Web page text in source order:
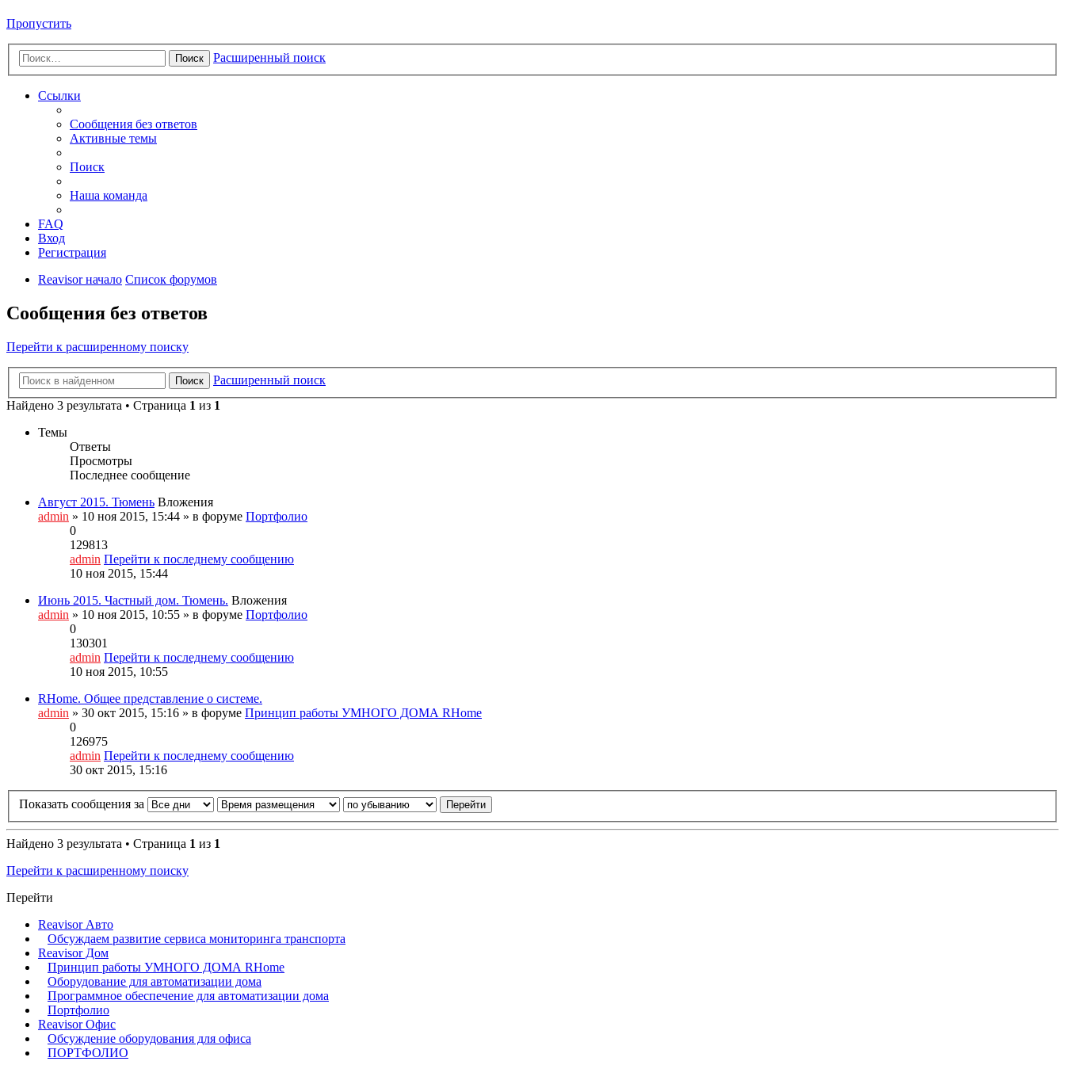
Пропустить
Поиск Расширенный поиск
Ссылки
Сообщения без ответов
Активные темы
Поиск
Наша команда
FAQ
Вход
Регистрация
Reavisor начало Список форумов
Сообщения без ответов
Перейти к расширенному поиску
Поиск
Расширенный поиск
Найдено 3 результата • Страница 1 из 1
Темы
Ответы
Просмотры
Последнее сообщение
Август 2015. Тюмень Вложения
admin » 10 ноя 2015, 15:44 » в форуме Портфолио
0
129813
admin Перейти к последнему сообщению
10 ноя 2015, 15:44
Июнь 2015. Частный дом. Тюмень. Вложения
admin » 10 ноя 2015, 10:55 » в форуме Портфолио
0
130301
admin Перейти к последнему сообщению
10 ноя 2015, 10:55
RHome. Общее представление о системе.
admin » 30 окт 2015, 15:16 » в форуме Принцип работы УМНОГО ДОМА RHome
0
126975
admin Перейти к последнему сообщению
30 окт 2015, 15:16
Показать сообщения за
Найдено 3 результата • Страница 1 из 1
Перейти к расширенному поиску
Перейти
Reavisor Авто
Обсуждаем развитие сервиса мониторинга транспорта
Reavisor Дом
Принцип работы УМНОГО ДОМА RHome
Оборудование для автоматизации дома
Программное обеспечение для автоматизации дома
Портфолио
Reavisor Офис
Обсуждение оборудования для офиса
ПОРТФОЛИО